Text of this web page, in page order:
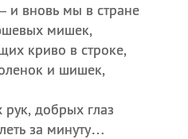
и вновь мы в стране
мишек,
криво в строке,
и шишек,
рук, добрых глаз
за минуту…